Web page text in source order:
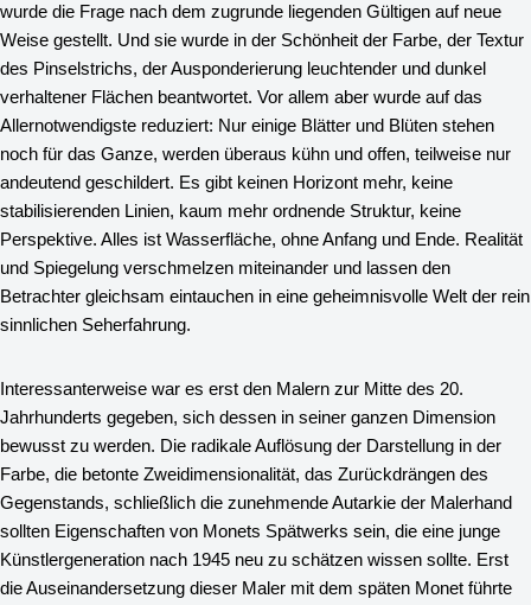
wurde die Frage nach dem zugrunde liegenden Gültigen auf neue
Weise gestellt. Und sie wurde in der Schönheit der Farbe, der Textur
des Pinselstrichs, der Ausponderierung leuchtender und dunkel
verhaltener Flächen beantwortet. Vor allem aber wurde auf das
Allernotwendigste reduziert: Nur einige Blätter und Blüten stehen
noch für das Ganze, werden überaus kühn und offen, teilweise nur
andeutend geschildert. Es gibt keinen Horizont mehr, keine
stabilisierenden Linien, kaum mehr ordnende Struktur, keine
Perspektive. Alles ist Wasserfläche, ohne Anfang und Ende. Realität
und Spiegelung verschmelzen miteinander und lassen den
Betrachter gleichsam eintauchen in eine geheimnisvolle Welt der rein
sinnlichen Seherfahrung.
Interessanterweise war es erst den Malern zur Mitte des 20.
Jahrhunderts gegeben, sich dessen in seiner ganzen Dimension
bewusst zu werden. Die radikale Auflösung der Darstellung in der
Farbe, die betonte Zweidimensionalität, das Zurückdrängen des
Gegenstands, schließlich die zunehmende Autarkie der Malerhand
sollten Eigenschaften von Monets Spätwerks sein, die eine junge
Künstlergeneration nach 1945 neu zu schätzen wissen sollte. Erst
die Auseinandersetzung dieser Maler mit dem späten Monet führte